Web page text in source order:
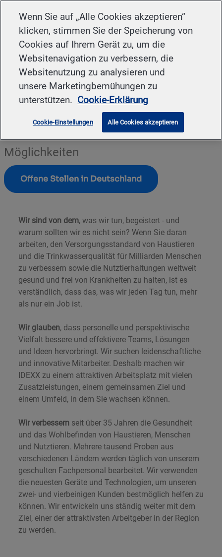
Möglichkeiten
Offene Stellen in Deutschland
Wir sind von dem, was wir tun, begeistert - und
warum sollten wir es nicht sein? Wenn Sie daran
arbeiten, den Versorgungsstandard von Haustieren
und die Trinkwasserqualität für Milliarden Menschen
zu verbessern sowie die Nutztierhaltungen weltweit
gesund und frei von Krankheiten zu halten, ist es
verständlich, dass das, was wir jeden Tag tun, mehr
als nur ein Job ist.
Wir glauben, dass personelle und perspektivische
Vielfalt bessere und effektivere Teams, Lösungen
und Ideen hervorbringt. Wir suchen leidenschaftliche
und innovative Mitarbeiter. Deshalb machen wir
IDEXX zu einem attraktiven Arbeitsplatz mit vielen
Zusatzleistungen, einem gemeinsamen Ziel und
einem Umfeld, in dem Sie wachsen können.
Wir verbessern seit über 35 Jahren die Gesundheit
und das Wohlbefinden von Haustieren, Menschen
und Nutztieren. Mehrere tausend Proben aus
verschiedenen Ländern werden täglich von unserem
geschulten Fachpersonal bearbeitet. Wir verwenden
die neuesten Geräte und Technologien, um unseren
zwei- und vierbeinigen Kunden bestmöglich helfen zu
können. Wir entwickeln uns ständig weiter mit dem
Ziel, einer der attraktivsten Arbeitgeber in der Region
zu werden.
Wenn Sie auf „Alle Cookies akzeptieren“
klicken, stimmen Sie der Speicherung von
Cookies auf Ihrem Gerät zu, um die
Websitenavigation zu verbessern, die
Websitenutzung zu analysieren und
unsere Marketingbemühungen zu
unterstützen. Cookie-Erklärung
Cookie-Einstellungen Alle Cookies akzeptieren